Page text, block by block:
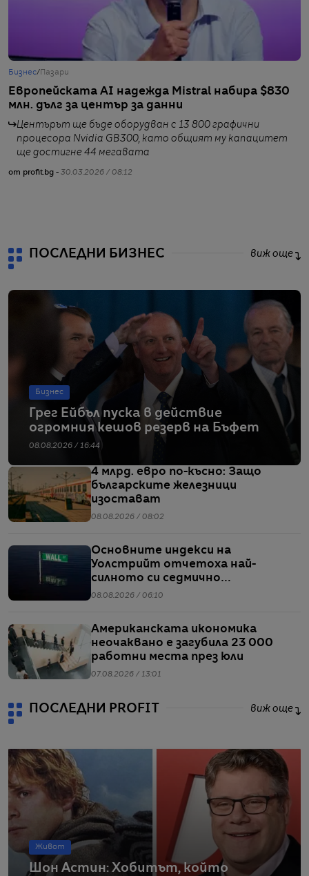
Бизнес/Пазари
Европейската AI надежда Mistral набира $830
млн. дълг за център за данни
Центърът ще бъде оборудван с 13 800 графични
процесора Nvidia GB300, като общият му капацитет
ще достигне 44 мегавата
от profit.bg - 30.03.2026 / 08:12
ПОСЛЕДНИ БИЗНЕС виж още
Бизнес
Грег Ейбъл пуска в действие
огромния кешов резерв на Бъфет
08.08.2026 / 16:44
4 млрд. евро по-късно: Защо
българските железници
изостават
08.08.2026 / 08:02
Основните индекси на
Уолстрийт отчетоха най-
силното си седмично
представяне от април насам
08.08.2026 / 06:10
Американската икономика
неочаквано е загубила 23 000
работни места през юли
07.08.2026 / 13:01
ПОСЛЕДНИ PROFIT виж още
Живот
Шон Астин: Хобитът, който